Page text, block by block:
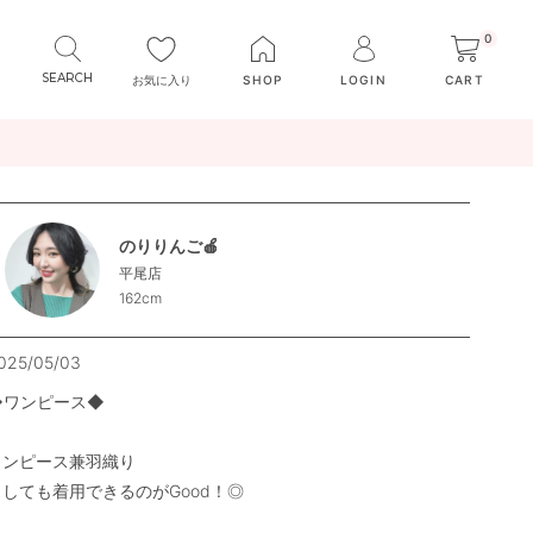
お気に入り SHOP LOGIN
0
CART
のりりんご🍎
平尾店
162cm
05/03
ンピース◆
ピース兼羽織り
ても着用できるのがGood！◎